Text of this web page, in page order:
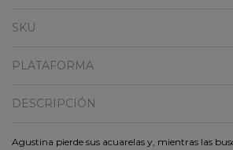
SKU
PLATAFORMA
DESCRIPCIÓN
Agustina pierde sus acuarelas y, mientras las